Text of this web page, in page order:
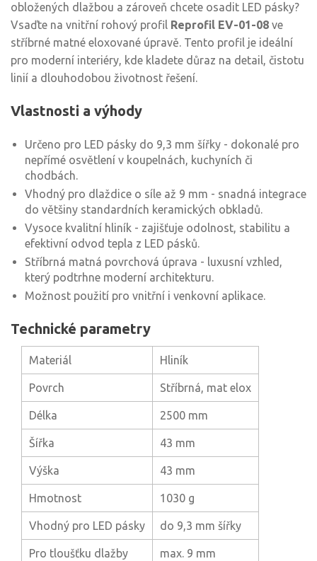
obložených dlažbou a zároveň chcete osadit LED pásky?
Vsaďte na vnitřní rohový profil Reprofil EV-01-08 ve
stříbrné matné eloxované úpravě. Tento profil je ideální
pro moderní interiéry, kde kladete důraz na detail, čistotu
linií a dlouhodobou životnost řešení.
Vlastnosti a výhody
Určeno pro LED pásky do 9,3 mm šířky - dokonalé pro
nepřímé osvětlení v koupelnách, kuchyních či
chodbách.
Vhodný pro dlaždice o síle až 9 mm - snadná integrace
do většiny standardních keramických obkladů.
Vysoce kvalitní hliník - zajišťuje odolnost, stabilitu a
efektivní odvod tepla z LED pásků.
Stříbrná matná povrchová úprava - luxusní vzhled,
který podtrhne moderní architekturu.
Možnost použití pro vnitřní i venkovní aplikace.
Technické parametry
Materiál Hliník
Povrch Stříbrná, mat elox
Délka 2500 mm
Šířka 43 mm
Výška 43 mm
Hmotnost 1030 g
Vhodný pro LED pásky do 9,3 mm šířky
Pro tloušťku dlažby max. 9 mm